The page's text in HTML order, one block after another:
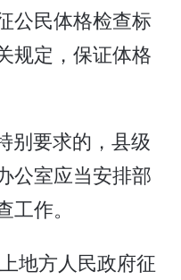
公民体格检查标
规定，保证体格
别要求的，县级
公室应当安排部
作。
地方人民政府征